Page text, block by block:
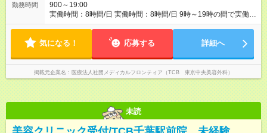
勤務時間
900～19:00
実働時間：8時間/日 実働時間：8時間/日 9時～19時の間で実働8
時間・休憩1時間 【残業ほぼ無し！】 残業月平均2.1466時間の
にも◎
気になる！ 応募する 詳細へ
掲載元企業名 医療法人社団メディカルフロンティア（TCB 東京中央美容外科）
未読